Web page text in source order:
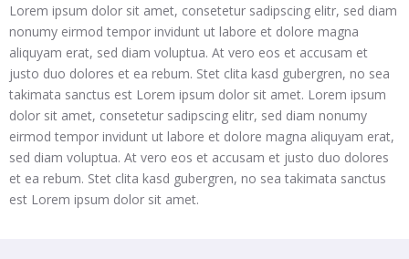
Lorem ipsum dolor sit amet, consetetur sadipscing elitr, sed diam
nonumy eirmod tempor invidunt ut labore et dolore magna
aliquyam erat, sed diam voluptua. At vero eos et accusam et
justo duo dolores et ea rebum. Stet clita kasd gubergren, no sea
takimata sanctus est Lorem ipsum dolor sit amet. Lorem ipsum
dolor sit amet, consetetur sadipscing elitr, sed diam nonumy
eirmod tempor invidunt ut labore et dolore magna aliquyam erat,
sed diam voluptua. At vero eos et accusam et justo duo dolores
et ea rebum. Stet clita kasd gubergren, no sea takimata sanctus
est Lorem ipsum dolor sit amet.